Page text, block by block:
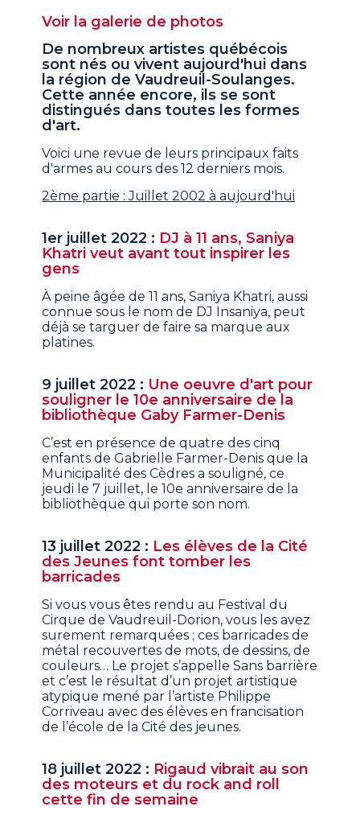
Voir la galerie de photos
De nombreux artistes québécois
sont nés ou vivent aujourd'hui dans
la région de Vaudreuil-Soulanges.
Cette année encore, ils se sont
distingués dans toutes les formes
d'art.
Voici une revue de leurs principaux faits
d'armes au cours des 12 derniers mois.
2ème partie : Juillet 2002 à aujourd'hui
1er juillet 2022 : DJ à 11 ans, Saniya
Khatri veut avant tout inspirer les
gens
À peine âgée de 11 ans, Saniya Khatri, aussi
connue sous le nom de DJ Insaniya, peut
déjà se targuer de faire sa marque aux
platines.
9 juillet 2022 : Une oeuvre d'art pour
souligner le 10e anniversaire de la
bibliothèque Gaby Farmer-Denis
C’est en présence de quatre des cinq
enfants de Gabrielle Farmer-Denis que la
Municipalité des Cèdres a souligné, ce
jeudi le 7 juillet, le 10e anniversaire de la
bibliothèque qui porte son nom.
13 juillet 2022 : Les élèves de la Cité
des Jeunes font tomber les
barricades
Si vous vous êtes rendu au Festival du
Cirque de Vaudreuil-Dorion, vous les avez
surement remarquées ; ces barricades de
métal recouvertes de mots, de dessins, de
couleurs… Le projet s’appelle Sans barrière
et c’est le résultat d’un projet artistique
atypique mené par l’artiste Philippe
Corriveau avec des élèves en francisation
de l’école de la Cité des jeunes.
18 juillet 2022 : Rigaud vibrait au son
des moteurs et du rock and roll
cette fin de semaine